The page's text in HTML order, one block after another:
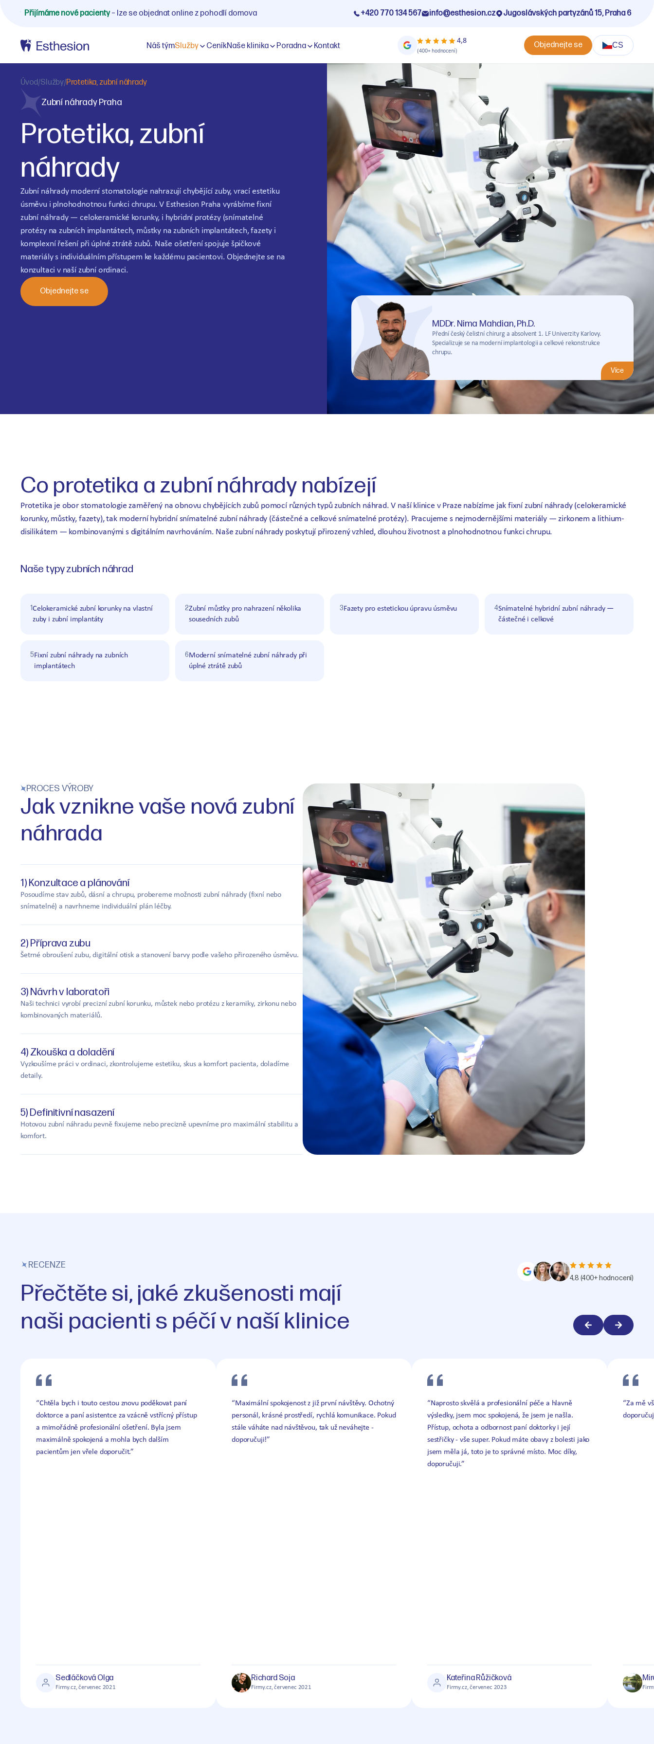
Přijímáme nové pacienty – lze se objednat online z pohodlí domova +420 770 134 567 info@esthesion.cz Jugoslávských partyzánů 15, Praha 6
Náš týmSlužby CeníkNaše klinika Poradna Kontakt
4,8
(400+ hodnocení)
Objednejte se CS
Úvod/Služby/Protetika, zubní náhrady
Zubní náhrady Praha
Protetika, zubní
náhrady
Zubní náhrady moderní stomatologie nahrazují chybějící zuby, vrací estetiku
úsměvu i plnohodnotnou funkci chrupu. V Esthesion Praha vyrábíme fixní
zubní náhrady — celokeramické korunky, i hybridní protézy (snímatelné
protézy na zubních implantátech, můstky na zubních implantátech, fazety i
komplexní řešení při úplné ztrátě zubů. Naše ošetření spojuje špičkové
materiály s individuálním přístupem ke každému pacientovi. Objednejte se na
konzultaci v naší zubní ordinaci.
Objednejte se
MDDr. Nima Mahdian, Ph.D.
Přední český čelistní chirurg a absolvent 1. LF Univerzity Karlovy.
Specializuje se na moderní implantologii a celkové rekonstrukce
chrupu.
Více
Co protetika a zubní náhrady nabízejí
Protetika je obor stomatologie zaměřený na obnovu chybějících zubů pomocí různých typů zubních náhrad. V naší klinice v Praze nabízíme jak fixní zubní náhrady (celokeramické
korunky, můstky, fazety), tak moderní hybridní snímatelné zubní náhrady (částečné a celkové snímatelné protézy). Pracujeme s nejmodernějšími materiály — zirkonem a lithium-
disilikátem — kombinovanými s digitálním navrhováním. Naše zubní náhrady poskytují přirozený vzhled, dlouhou životnost a plnohodnotnou funkci chrupu.
Naše typy zubních náhrad
1Celokeramické zubní korunky na vlastní
zuby i zubní implantáty
2Zubní můstky pro nahrazení několika
sousedních zubů
3Fazety pro estetickou úpravu úsměvu 4Snímatelné hybridní zubní náhrady —
částečné i celkové
5Fixní zubní náhrady na zubních
implantátech
6Moderní snímatelné zubní náhrady při
úplné ztrátě zubů
PROCES VÝROBY
Jak vznikne vaše nová zubní
náhrada
1) Konzultace a plánování
Posoudíme stav zubů, dásní a chrupu, probereme možnosti zubní náhrady (fixní nebo
snímatelné) a navrhneme individuální plán léčby.
2) Příprava zubu
Šetrné obroušení zubu, digitální otisk a stanovení barvy podle vašeho přirozeného úsměvu.
3) Návrh v laboratoři
Naši technici vyrobí precizní zubní korunku, můstek nebo protézu z keramiky, zirkonu nebo
kombinovaných materiálů.
4) Zkouška a doladění
Vyzkoušíme práci v ordinaci, zkontrolujeme estetiku, skus a komfort pacienta, doladíme
detaily.
5) Definitivní nasazení
Hotovou zubní náhradu pevně fixujeme nebo precizně upevníme pro maximální stabilitu a
komfort.
RECENZE
Přečtěte si, jaké zkušenosti mají
naši pacienti s péčí v naší klinice
4,8 (400+ hodnocení)
“Chtěla bych i touto cestou znovu poděkovat paní
doktorce a paní asistentce za vzácně vstřícný přístup
a mimořádně profesionální ošetření. Byla jsem
maximálně spokojená a mohla bych dalším
pacientům jen vřele doporučit.”
Sedláčková Olga
Firmy.cz, červenec 2021
“Maximální spokojenost z již první návštěvy. Ochotný
personál, krásné prostředí, rychlá komunikace. Pokud
stále váháte nad návštěvou, tak už neváhejte -
doporučuji!”
Richard Soja
Firmy.cz, červenec 2021
“Naprosto skvělá a profesionální péče a hlavně
výsledky, jsem moc spokojená, že jsem je našla.
Přístup, ochota a odbornost paní doktorky i její
sestřičky - vše super. Pokud máte obavy z bolesti jako
jsem měla já, toto je to správné místo. Moc díky,
doporučuji.”
Kateřina Růžičková
Firmy.cz, červenec 2023
“Za mě